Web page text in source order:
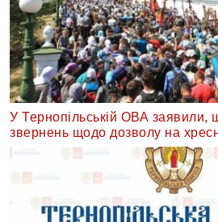
У Тернопільській ОВА заявили,
звернень щодо дозволу на